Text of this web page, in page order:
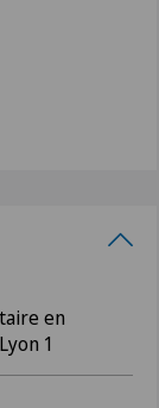
en
1